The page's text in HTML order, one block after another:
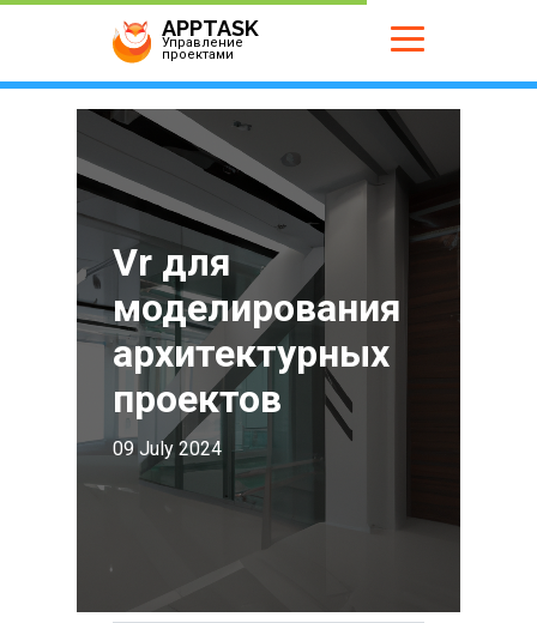
APPTASK
Управление
проектами
Vr для
моделирования
архитектурных
проектов
09 July 2024